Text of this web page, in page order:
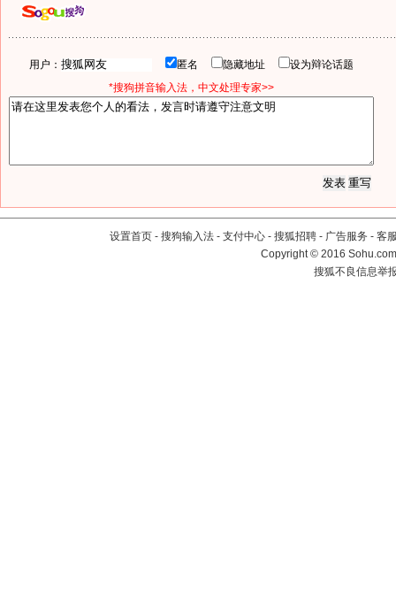
用户： 匿名 隐藏地址
设为辩论话题
*搜狗拼音输入法，中文处理专家>>
设置首页 - 搜狗输入法 - 支付中心 - 搜狐招聘 - 广告服务 - 客
Copyright©2016
搜狐不良信息举